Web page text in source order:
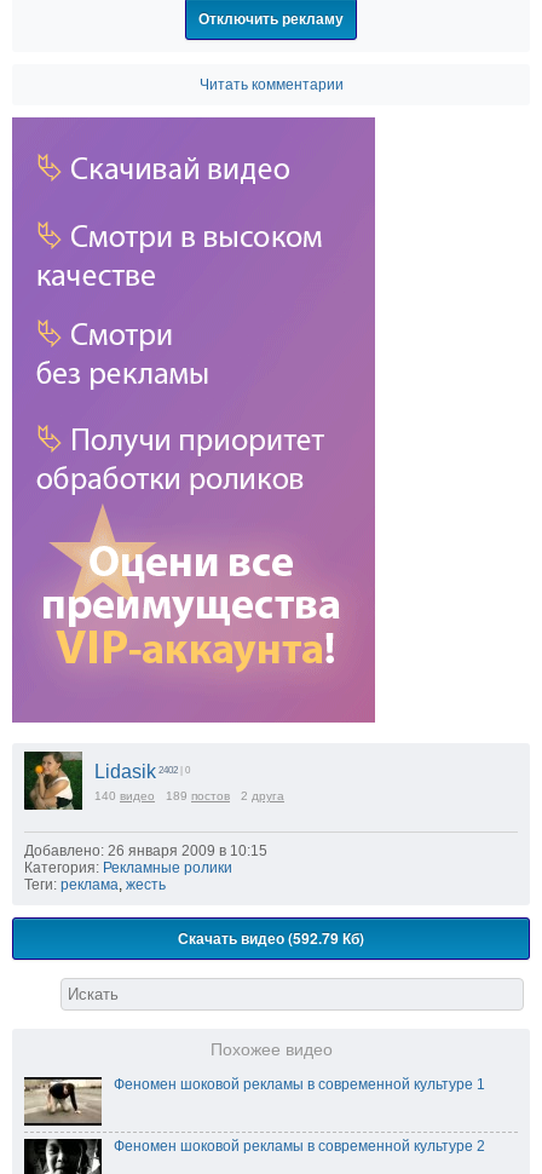
Отключить рекламу
Читать комментарии
Lidasik 2402 | 0
140 видео 189 постов 2 друга
Добавлено: 26 января 2009 в 10:15
Категория: Рекламные ролики
Теги: реклама жесть
Скачать видео (592.79 Кб)
Похожее видео
Феномен шоковой рекламы в современной культуре 1
Феномен шоковой рекламы в современной культуре 2